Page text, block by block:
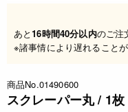
あと16時間40分以内のご注
※諸事情により遅れることが
商品No.01490600
スクレーパー丸 / 1枚